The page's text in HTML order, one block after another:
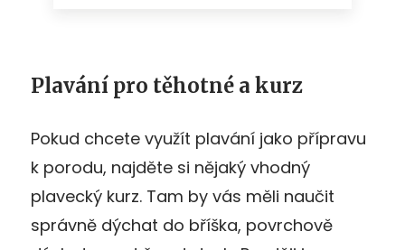
Plavání pro těhotné a kurz
Pokud chcete využít plavání jako přípravu
k porodu, najděte si nějaký vhodný
plavecký kurz. Tam by vás měli naučit
správně dýchat do bříška, povrchově